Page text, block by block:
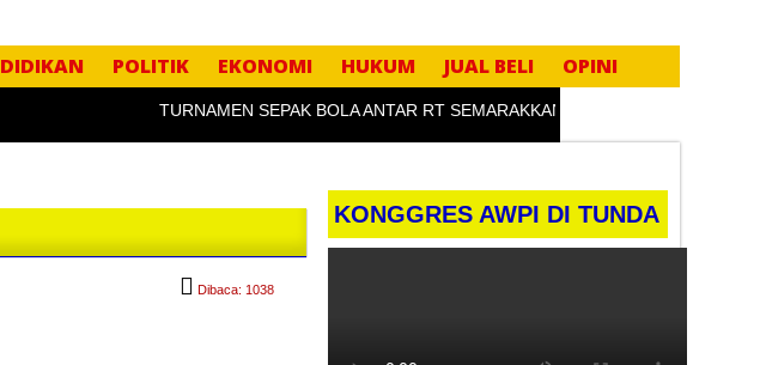
POLITIK EKONOMI HUKUM JUAL BELI OPINI
TURNAMEN SEPAK BOLA ANTAR RT SEMARAKKAN HUT KE-81 RI DI DESA
Dibaca: 1038
KONGGRES AWPI DI TUNDA